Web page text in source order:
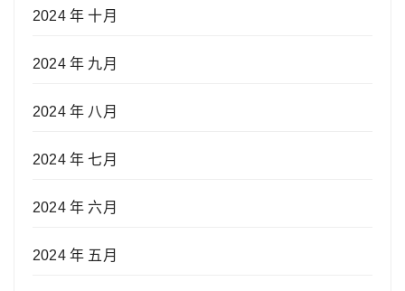
2024 年 十月
2024 年 九月
2024 年 八月
2024 年 七月
2024 年 六月
2024 年 五月